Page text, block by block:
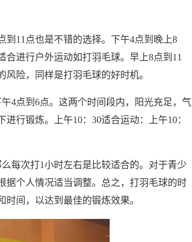
到11点也是不错的选择。下午4点到晚上8
进行户外运动如打羽毛球。早上8点到11
险，同样是打羽毛球的好时机。
4点到6点。这两个时间段内，阳光充足，气
行锻炼。上午10：30适合运动：上午10：
每次打1小时左右是比较适合的。对于青少
据个人情况适当调整。总之，打羽毛球的时
间，以达到最佳的锻炼效果。